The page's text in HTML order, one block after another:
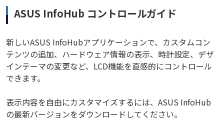
ASUS InfoHub コントロールガイド
新しいASUS InfoHubアプリケーションで、カスタムコン
テンツの追加、ハードウェア情報の表示、時計設定、デザ
インテーマの変更など、LCD機能を直感的にコントロール
できます。
表示内容を自由にカスタマイズするには、ASUS InfoHub
の最新バージョンをダウンロードしてください。